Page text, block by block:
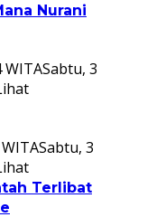
Nurani
WITASabtu, 3
Sabtu, 3
Terlibat